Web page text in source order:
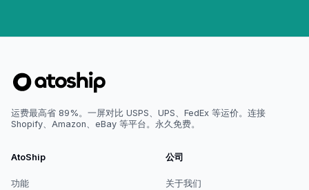
运费最高省 89%。一屏对比 USPS、UPS、FedEx 等运价。连接
Shopify、Amazon、eBay 等平台。永久免费。
AtoShip
功能
公司
关于我们